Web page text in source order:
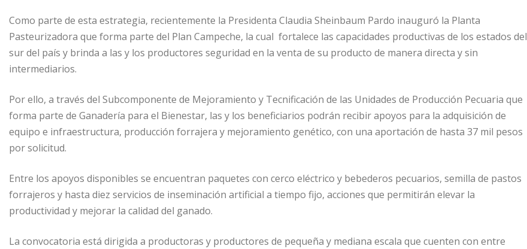
Como parte de esta estrategia, recientemente la Presidenta Claudia Sheinbaum Pardo inauguró la Planta
Pasteurizadora que forma parte del Plan Campeche, la cual fortalece las capacidades productivas de los estados del
sur del país y brinda a las y los productores seguridad en la venta de su producto de manera directa y sin
intermediarios.
Por ello, a través del Subcomponente de Mejoramiento y Tecnificación de las Unidades de Producción Pecuaria que
forma parte de Ganadería para el Bienestar, las y los beneficiarios podrán recibir apoyos para la adquisición de
equipo e infraestructura, producción forrajera y mejoramiento genético, con una aportación de hasta 37 mil pesos
por solicitud.
Entre los apoyos disponibles se encuentran paquetes con cerco eléctrico y bebederos pecuarios, semilla de pastos
forrajeros y hasta diez servicios de inseminación artificial a tiempo fijo, acciones que permitirán elevar la
productividad y mejorar la calidad del ganado.
La convocatoria está dirigida a productoras y productores de pequeña y mediana escala que cuenten con entre